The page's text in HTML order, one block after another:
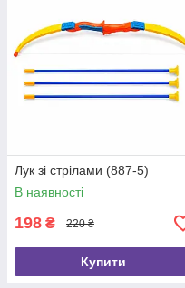
Лук зі стрілами (887-5)
В наявності
198 ₴ 220 ₴
Купити